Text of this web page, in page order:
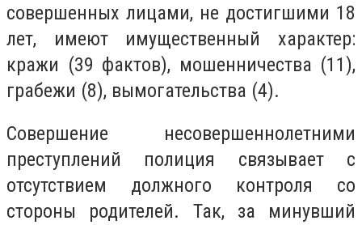
совершенных лицами, не достигшими 18
лет, имеют имущественный характер:
кражи (39 фактов), мошенничества (11),
грабежи (8), вымогательства (4).
Совершение несовершеннолетними
преступлений полиция связывает с
отсутствием должного контроля со
стороны родителей. Так, за минувший